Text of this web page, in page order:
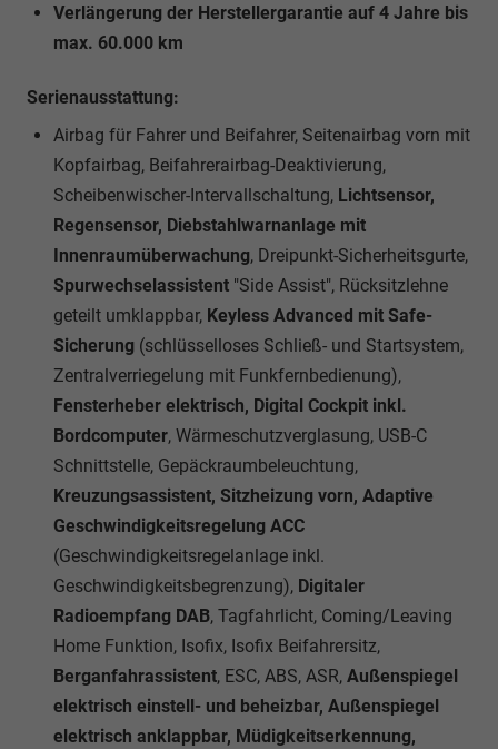
Verlängerung der Herstellergarantie auf 4 Jahre bis
max. 60.000 km
Serienausstattung:
Airbag für Fahrer und Beifahrer, Seitenairbag vorn mit
Kopfairbag, Beifahrerairbag-Deaktivierung,
Scheibenwischer-Intervallschaltung, Lichtsensor,
Regensensor, Diebstahlwarnanlage mit
Innenraumüberwachung, Dreipunkt-Sicherheitsgurte,
Spurwechselassistent "Side Assist", Rücksitzlehne
geteilt umklappbar, Keyless Advanced mit Safe-
Sicherung (schlüsselloses Schließ- und Startsystem,
Zentralverriegelung mit Funkfernbedienung),
Fensterheber elektrisch, Digital Cockpit inkl.
Bordcomputer, Wärmeschutzverglasung, USB-C
Schnittstelle, Gepäckraumbeleuchtung,
Kreuzungsassistent, Sitzheizung vorn, Adaptive
Geschwindigkeitsregelung ACC
(Geschwindigkeitsregelanlage inkl.
Geschwindigkeitsbegrenzung), Digitaler
Radioempfang DAB, Tagfahrlicht, Coming/Leaving
Home Funktion, Isofix, Isofix Beifahrersitz,
Berganfahrassistent, ESC, ABS, ASR, Außenspiegel
elektrisch einstell- und beheizbar, Außenspiegel
elektrisch anklappbar, Müdigkeitserkennung,